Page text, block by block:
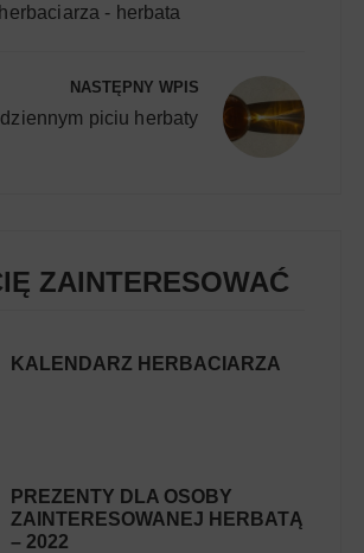
herbaciarza - herbata
NASTĘPNY WPIS
piciu herbaty
ZAINTERESOWAĆ
KALENDARZ HERBACIARZA
PREZENTY DLA OSOBY
ZAINTERESOWANEJ HERBATĄ
– 2022